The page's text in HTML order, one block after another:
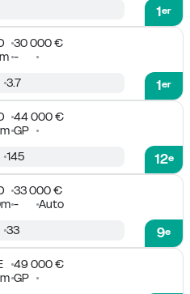
1er
30 000 €
-
1er
3.7
44 000 €
GP
12e
145
33 000 €
- Auto
9e
33
49 000 €
GP